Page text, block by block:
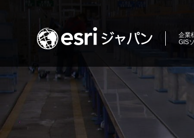
キ
プ
企業
GIS
商
圏
エ
リ